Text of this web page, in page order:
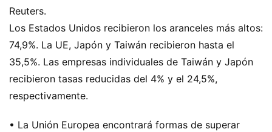
Reuters.
Los Estados Unidos recibieron los aranceles más altos:
74,9%. La UE, Japón y Taiwán recibieron hasta el
35,5%. Las empresas individuales de Taiwán y Japón
recibieron tasas reducidas del 4% y el 24,5%,
respectivamente.
• La Unión Europea encontrará formas de superar